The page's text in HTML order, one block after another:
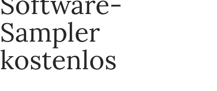
Sampler
kostenlos